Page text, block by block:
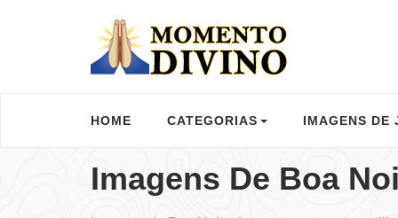
HOME CATEGORIAS IMAGENS DE
Imagens De Boa